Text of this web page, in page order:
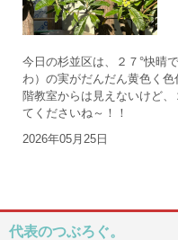
今日の杉並区は、２７°快晴
わ）の実がだんだん黄色く
階教室からは見えないけど
てくださいね～！！
2026年05月25日
代表のつぶろぐ。